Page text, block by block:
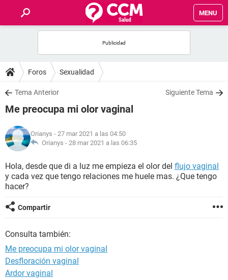
MENU
FOROS
SALUD
FAMILIA
NUTRICIÓN
BIENESTAR
Foros Sexualidad
Tema Anterior Siguiente Tema
Me preocupa mi olor vaginal
Orianys - 27 mar 2021 a las 04:50
Orianys - 28 mar 2021 a las 06:35
Hola, desde que di a luz me empieza el olor del flujo vaginal
y cada vez que tengo relaciones me huele mas. ¿Que tengo
hacer?
Compartir
Consulta también:
Me preocupa mi olor vaginal
Desfloración vaginal
Ardor vaginal